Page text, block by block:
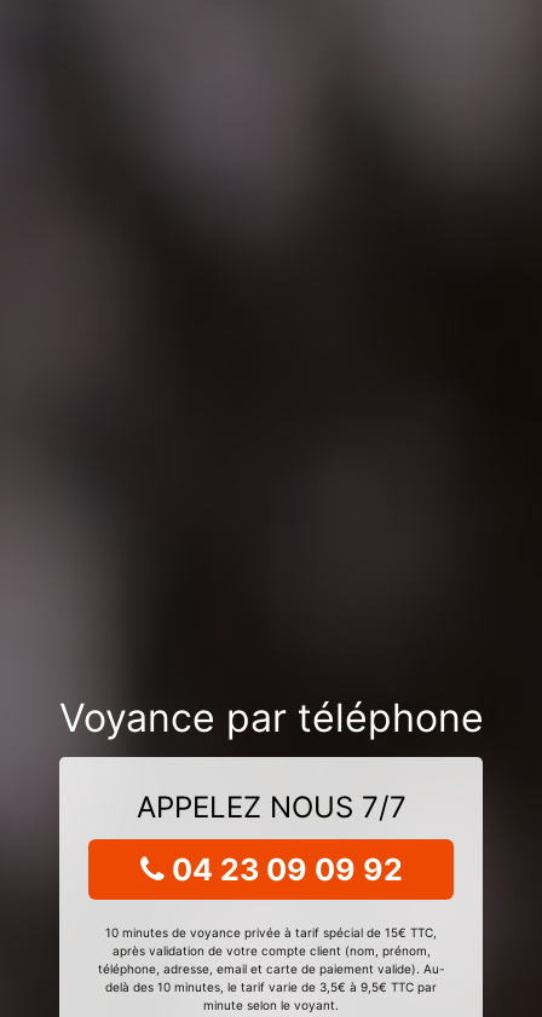
Voyance par téléphone
APPELEZ NOUS 7/7
04 23 09 09 92
10 minutes de voyance privée à tarif spécial de 15€ TTC,
après validation de votre compte client (nom, prénom,
téléphone, adresse, email et carte de paiement valide). Au-
delà des 10 minutes, le tarif varie de 3,5€ à 9,5€ TTC par
minute selon le voyant.